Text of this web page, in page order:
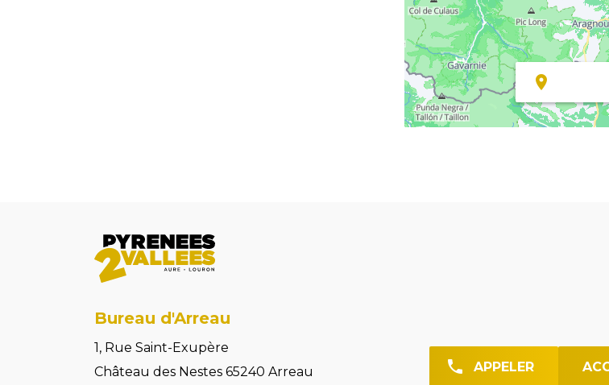
Bureau d'Arreau
1, Rue Saint-Exupère
Château des Nestes 65240 Arreau
APPELER